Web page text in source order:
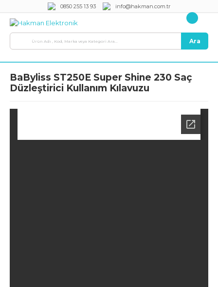
0850 255 13 93 info@hakman.com.tr
Ara
BaByliss ST250E Super Shine 230 Saç
Düzleştirici Kullanım Kılavuzu